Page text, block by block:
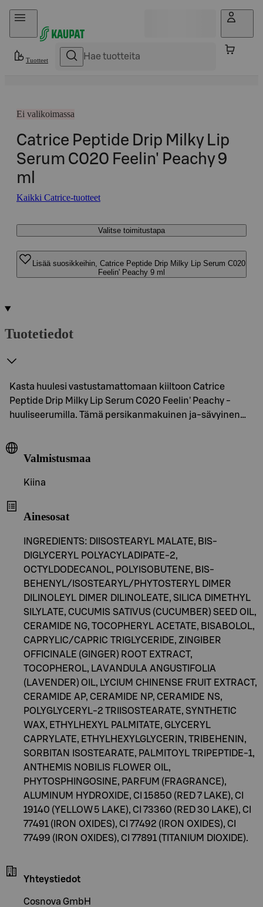
Hyppää sisältöön
Tuotteet
Ei valikoimassa
Catrice Peptide Drip Milky Lip
Serum C020 Feelin' Peachy 9
ml
Kaikki Catrice-tuotteet
Valitse toimitustapa
Lisää suosikkeihin, Catrice Peptide Drip Milky Lip Serum C020
Feelin' Peachy 9 ml
Tuotetiedot
Kasta huulesi vastustamattomaan kiiltoon Catrice
Peptide Drip Milky Lip Serum C020 Feelin' Peachy -
huuliseerumilla. Tämä persikanmakuinen ja-sävyinen…
Valmistusmaa
Kiina
Ainesosat
INGREDIENTS: DIISOSTEARYL MALATE, BIS-
DIGLYCERYL POLYACYLADIPATE-2,
OCTYLDODECANOL, POLYISOBUTENE, BIS-
BEHENYL/ISOSTEARYL/PHYTOSTERYL DIMER
DILINOLEYL DIMER DILINOLEATE, SILICA DIMETHYL
SILYLATE, CUCUMIS SATIVUS (CUCUMBER) SEED OIL,
CERAMIDE NG, TOCOPHERYL ACETATE, BISABOLOL,
CAPRYLIC/CAPRIC TRIGLYCERIDE, ZINGIBER
OFFICINALE (GINGER) ROOT EXTRACT,
TOCOPHEROL, LAVANDULA ANGUSTIFOLIA
(LAVENDER) OIL, LYCIUM CHINENSE FRUIT EXTRACT,
CERAMIDE AP, CERAMIDE NP, CERAMIDE NS,
POLYGLYCERYL-2 TRIISOSTEARATE, SYNTHETIC
WAX, ETHYLHEXYL PALMITATE, GLYCERYL
CAPRYLATE, ETHYLHEXYLGLYCERIN, TRIBEHENIN,
SORBITAN ISOSTEARATE, PALMITOYL TRIPEPTIDE-1,
ANTHEMIS NOBILIS FLOWER OIL,
PHYTOSPHINGOSINE, PARFUM (FRAGRANCE),
ALUMINUM HYDROXIDE, CI 15850 (RED 7 LAKE), CI
19140 (YELLOW 5 LAKE), CI 73360 (RED 30 LAKE), CI
77491 (IRON OXIDES), CI 77492 (IRON OXIDES), CI
77499 (IRON OXIDES), CI 77891 (TITANIUM DIOXIDE).
Yhteystiedot
Cosnova GmbH